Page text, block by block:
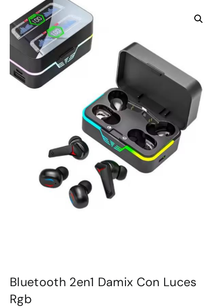
Bluetooth 2en1 Damix Con Luces
Rgb